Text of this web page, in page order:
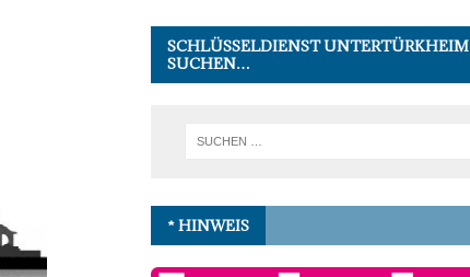
SCHLÜSSELDIENST UNTERTÜRKHEIM
SUCHEN…
* HINWEIS